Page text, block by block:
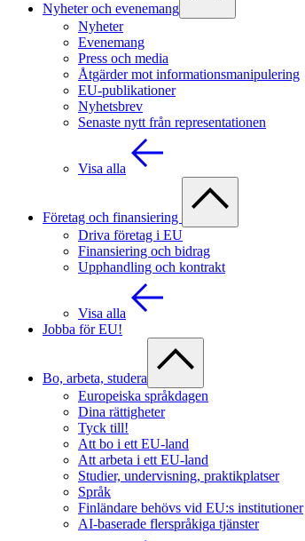
Nyheter och evenemang
Nyheter
Evenemang
Press och media
Åtgärder mot informationsmanipulering
EU-publikationer
Nyhetsbrev
Senaste nytt från representationen
Visa alla
Företag och finansiering
Driva företag i EU
Finansiering och bidrag
Upphandling och kontrakt
Visa alla
Jobba för EU!
Bo, arbeta, studera
Europeiska språkdagen
Dina rättigheter
Tyck till!
Att bo i ett EU-land
Att arbeta i ett EU-land
Studier, undervisning, praktikplatser
Språk
Finländare behövs vid EU:s institutioner
AI-baserade flerspråkiga tjänster